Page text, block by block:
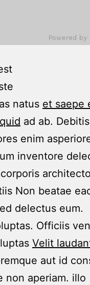
natus et saepe
ad ab.
enim
inventore
Non beatae
delectus eum.
Officiis
Velit
aut id
non aperiam. illo